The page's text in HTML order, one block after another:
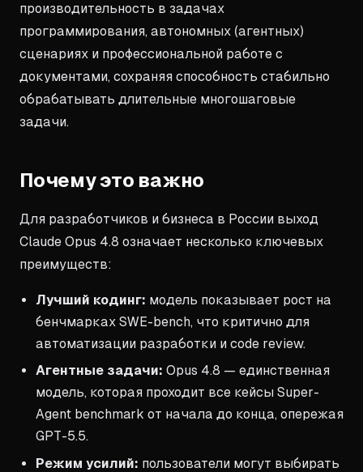
производительность в задачах
программирования, автономных (агентных)
сценариях и профессиональной работе с
документами, сохраняя способность стабильно
обрабатывать длительные многошаговые
задачи.
Почему это важно
Для разработчиков и бизнеса в России выход
Claude Opus 4.8 означает несколько ключевых
преимуществ:
Лучший кодинг: модель показывает рост на
бенчмарках SWE-bench, что критично для
автоматизации разработки и code review.
Агентные задачи: Opus 4.8 — единственная
модель, которая проходит все кейсы Super-
Agent benchmark от начала до конца, опережая
GPT-5.5.
Режим усилий: пользователи могут выбирать